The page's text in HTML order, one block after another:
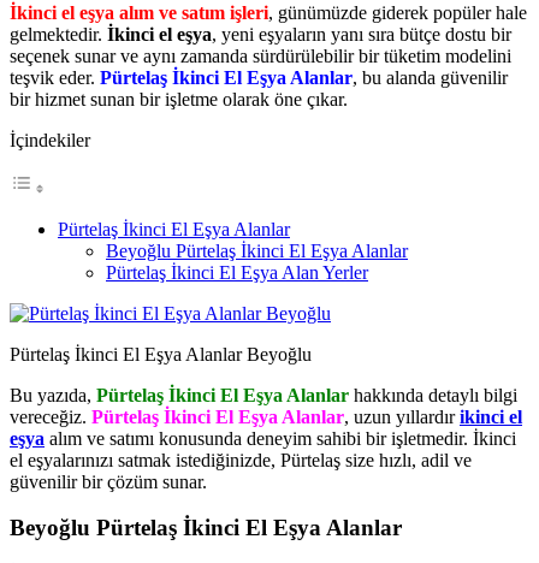
İkinci el eşya alım ve satım işleri, günümüzde giderek popüler hale
gelmektedir. İkinci el eşya, yeni eşyaların yanı sıra bütçe dostu bir
seçenek sunar ve aynı zamanda sürdürülebilir bir tüketim modelini
teşvik eder. Pürtelaş İkinci El Eşya Alanlar, bu alanda güvenilir
bir hizmet sunan bir işletme olarak öne çıkar.
İçindekiler
Pürtelaş İkinci El Eşya Alanlar
Beyoğlu Pürtelaş İkinci El Eşya Alanlar
Pürtelaş İkinci El Eşya Alan Yerler
Pürtelaş İkinci El Eşya Alanlar Beyoğlu
Bu yazıda, Pürtelaş İkinci El Eşya Alanlar hakkında detaylı bilgi
vereceğiz. Pürtelaş İkinci El Eşya Alanlar, uzun yıllardırikinci el
eşya alım ve satımı konusunda deneyim sahibi bir işletmedir. İkinci
el eşyalarınızı satmak istediğinizde, Pürtelaş size hızlı, adil ve
güvenilir bir çözüm sunar.
Beyoğlu Pürtelaş İkinci El Eşya Alanlar